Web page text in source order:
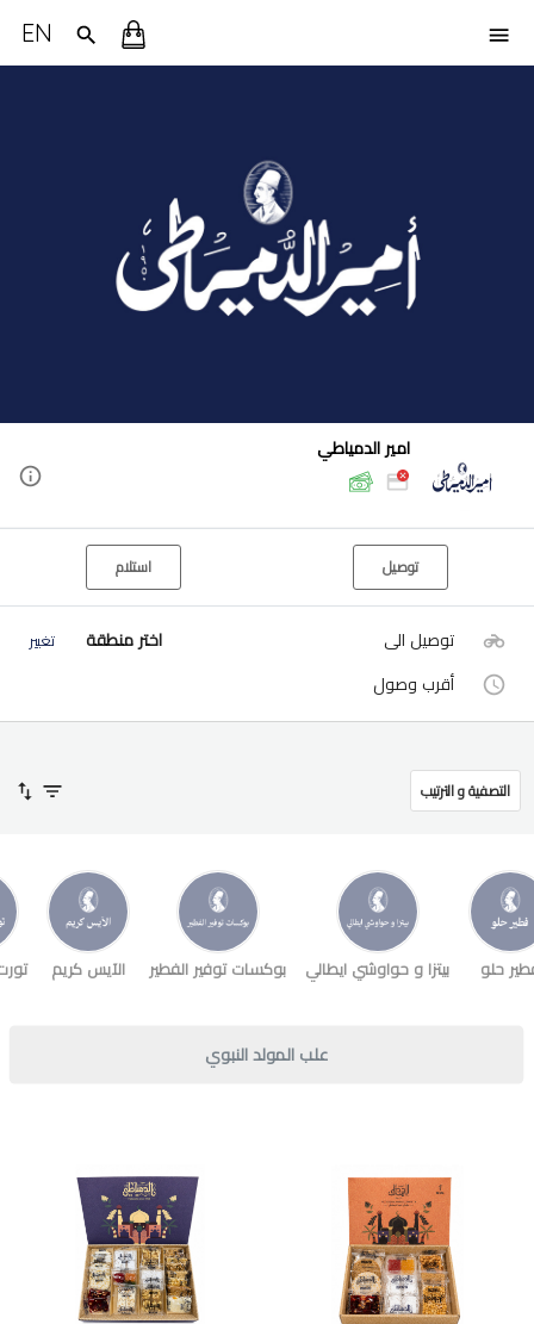
EN
امير الدمياطي
توصيل استلام
توصيل الى اختر منطقة تغيير
أقرب وصول
التصفية و الترتيب
حلو بيتزا و حواوشي ايطالي بوكسات توفير الفطير الآيس كريم
علب المولد النبوي